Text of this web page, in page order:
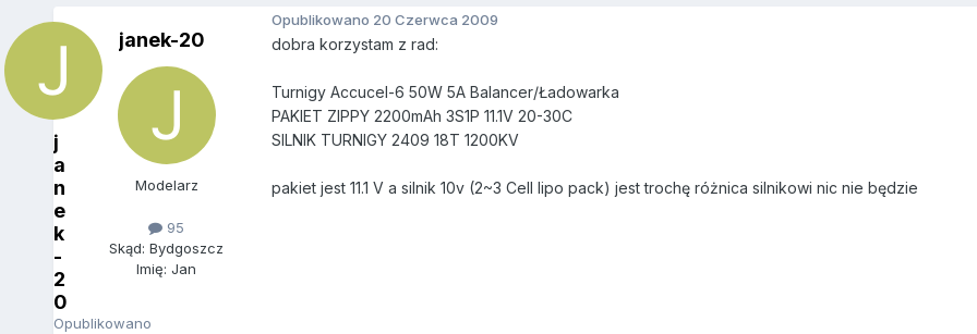
j
a
n
e
k
-
2
0
Opublikowano
janek-20
Modelarz
95
Skąd: Bydgoszcz
Imię: Jan
Opublikowano 20 Czerwca 2009
dobra korzystam z rad:
Turnigy Accucel-6 50W 5A Balancer/Ładowarka
PAKIET ZIPPY 2200mAh 3S1P 11.1V 20-30C
SILNIK TURNIGY 2409 18T 1200KV
pakiet jest 11.1 V a silnik 10v (2~3 Cell lipo pack) jest trochę różnica silnikowi nic nie będzie